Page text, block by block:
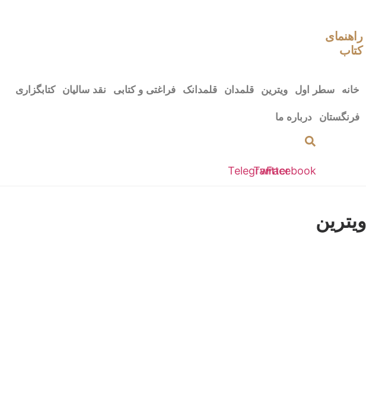
محتوا
راهنمای
کتاب
خانه سطر اول ویترین قلمدان قلمدانک فراغتی و کتابی نقد سالیان کتابگزاری
فرنگستان درباره ما
Facebook
Twitter
Telegram
ویترین